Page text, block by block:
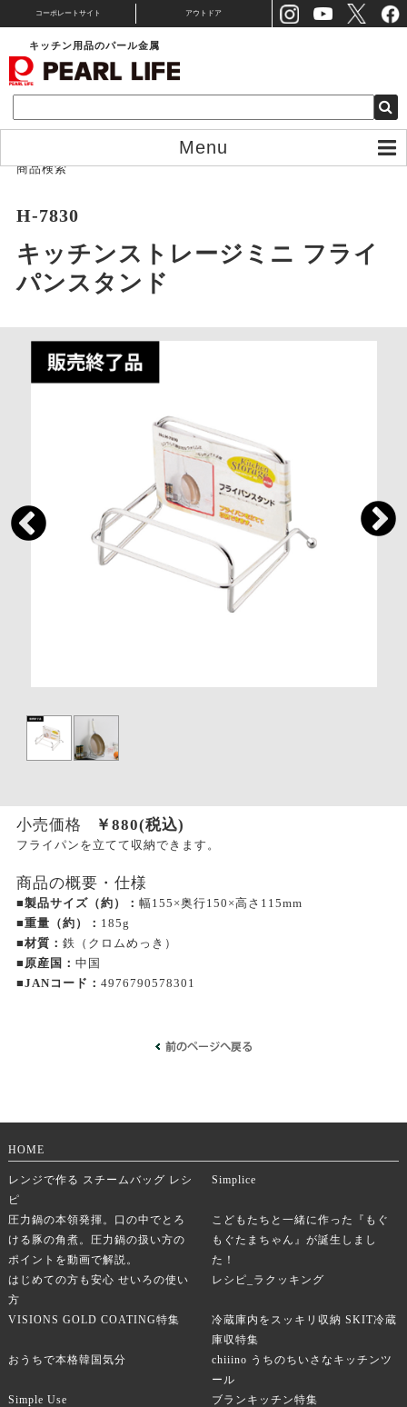
コーポレートサイト アウトドア
キッチン用品のパール金属
Menu
商品検索
H-7830
キッチンストレージミニ フライ
パンスタンド
小売価格 ￥ 880(税込)
フライパンを立てて収納できます。
商品の概要・仕様
■製品サイズ（約）： 幅155×奥行150×高さ115mm
■重量（約）： 185g
■材質： 鉄（クロムめっき）
■原産国： 中国
■JANコード： 4976790578301
HOME
レンジで作る スチームバッグ レシ
ピ
Simplice
圧力鍋の本領発揮。口の中でとろ
ける豚の角煮。圧力鍋の扱い方の
ポイントを動画で解説。
こどもたちと一緒に作った『もぐ
もぐたまちゃん』が誕生しまし
た！
はじめての方も安心 せいろの使い
方
レシピ_ラクッキング
VISIONS GOLD COATING特集
冷蔵庫内をスッキリ収納 SKIT冷蔵
庫収特集
おうちで本格韓国気分
chiiino うちのちいさなキッチンツ
ール
Simple Use
ブランキッチン特集